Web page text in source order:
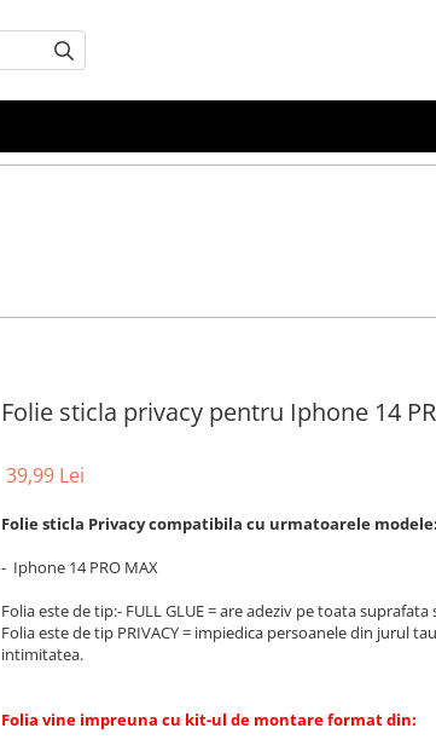
Folie sticla privacy pentru Iphone 14
39,99 Lei
Folie sticla Privacy compatibila cu urmatoarele modele:
- Iphone 14 PRO MAX
Folia este de tip:- FULL GLUE = are adeziv pe toata suprafata
Folia este de tip PRIVACY = impiedica persoanele din jurul
intimitatea.
Folia vine impreuna cu kit-ul de montare format din: